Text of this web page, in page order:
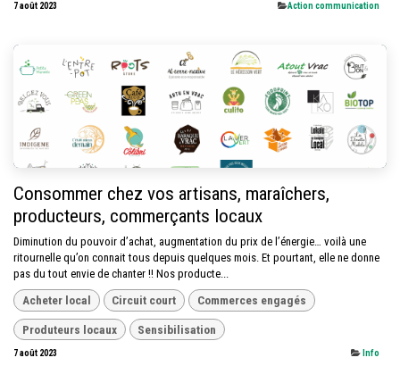
7 août 2023 ​Action communication
Consommer chez vos artisans, maraîchers,
producteurs, commerçants locaux
Diminution du pouvoir d’achat, augmentation du prix de l’énergie… voilà une
ritournelle qu’on connait tous depuis quelques mois. Et pourtant, elle ne donne
pas du tout envie de chanter !! Nos producte...
Acheter local Circuit court Commerces engagés
Produteurs locaux Sensibilisation
7 août 2023 Info